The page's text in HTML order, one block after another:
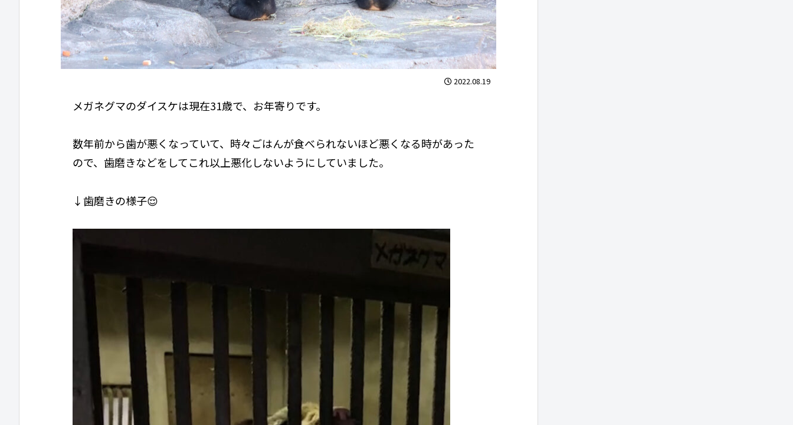
2022.08.19
メガネグマのダイスケは現在31歳で、お年寄りです。
数年前から歯が悪くなっていて、時々ごはんが食べられないほど悪くなる時があった
ので、歯磨きなどをしてこれ以上悪化しないようにしていました。
↓歯磨きの様子😌